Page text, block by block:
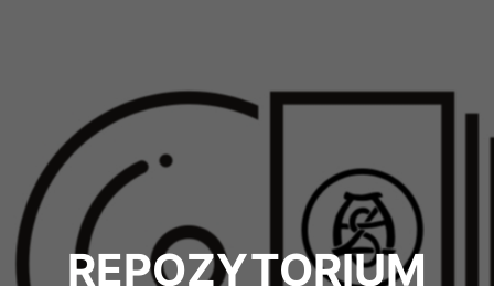
REPOZYTORIUM